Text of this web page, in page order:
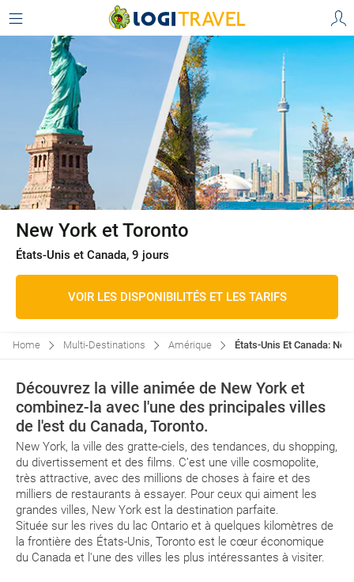
New York et Toronto
États-Unis et Canada, 9 jours
VOIR LES DISPONIBILITÉS ET LES TARIFS
Home Multi-Destinations Amérique États-Unis Et Canada:
Découvrez la ville animée de New York et
combinez-la avec l'une des principales villes
de l'est du Canada, Toronto.
New York, la ville des gratte-ciels, des tendances, du shopping,
du divertissement et des films. C’est une ville cosmopolite,
très attractive, avec des millions de choses à faire et des
milliers de restaurants à essayer. Pour ceux qui aiment les
grandes villes, New York est la destination parfaite.
Située sur les rives du lac Ontario et à quelques kilomètres de
la frontière des États-Unis, Toronto est le cœur économique
du Canada et l'une des villes les plus intéressantes à visiter.